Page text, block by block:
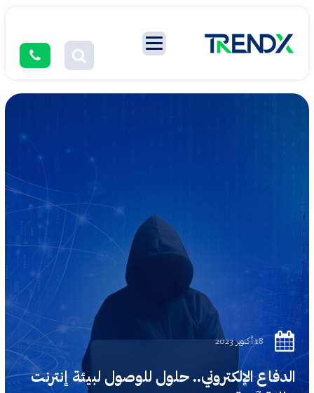
18 أكتوبر 2023
الدفاع الإلكتروني.. حلول للوصول لبيئة إنترنت